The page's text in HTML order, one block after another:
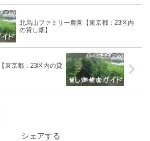
北烏山ファミリー農園【東京都：23区内
の貸し畑】
東京都：23区内の貸
シェアする